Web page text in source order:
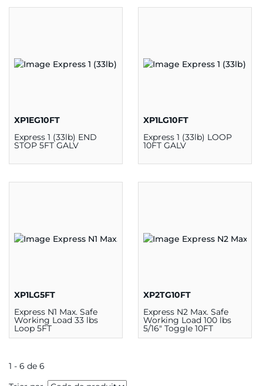
XP1EG10FT
Express 1 (33lb) END
STOP 5FT GALV
XP1LG10FT
Express 1 (33lb) LOOP
10FT GALV
XP1LG5FT
Express N1 Max. Safe
Working Load 33 lbs
Loop 5FT
XP2TG10FT
Express N2 Max. Safe
Working Load 100 lbs
5/16" Toggle 10FT
1 - 6 de 6